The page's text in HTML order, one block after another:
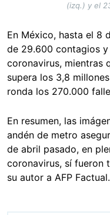
(izq.) y el
En México, hasta el 8
de 29.600 contagios
coronavirus, mientras
supera los 3,8
ronda los 270.000
En resumen, las
andén de metro
de abril pasado, en
coronavirus, sí fueron
su autor a AFP Factual.